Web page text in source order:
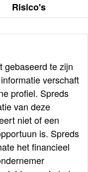
Risico's
gebaseerd te zijn
verschaft
profiel. Spreds
van deze
niet of een
is. Spreds
het financieel